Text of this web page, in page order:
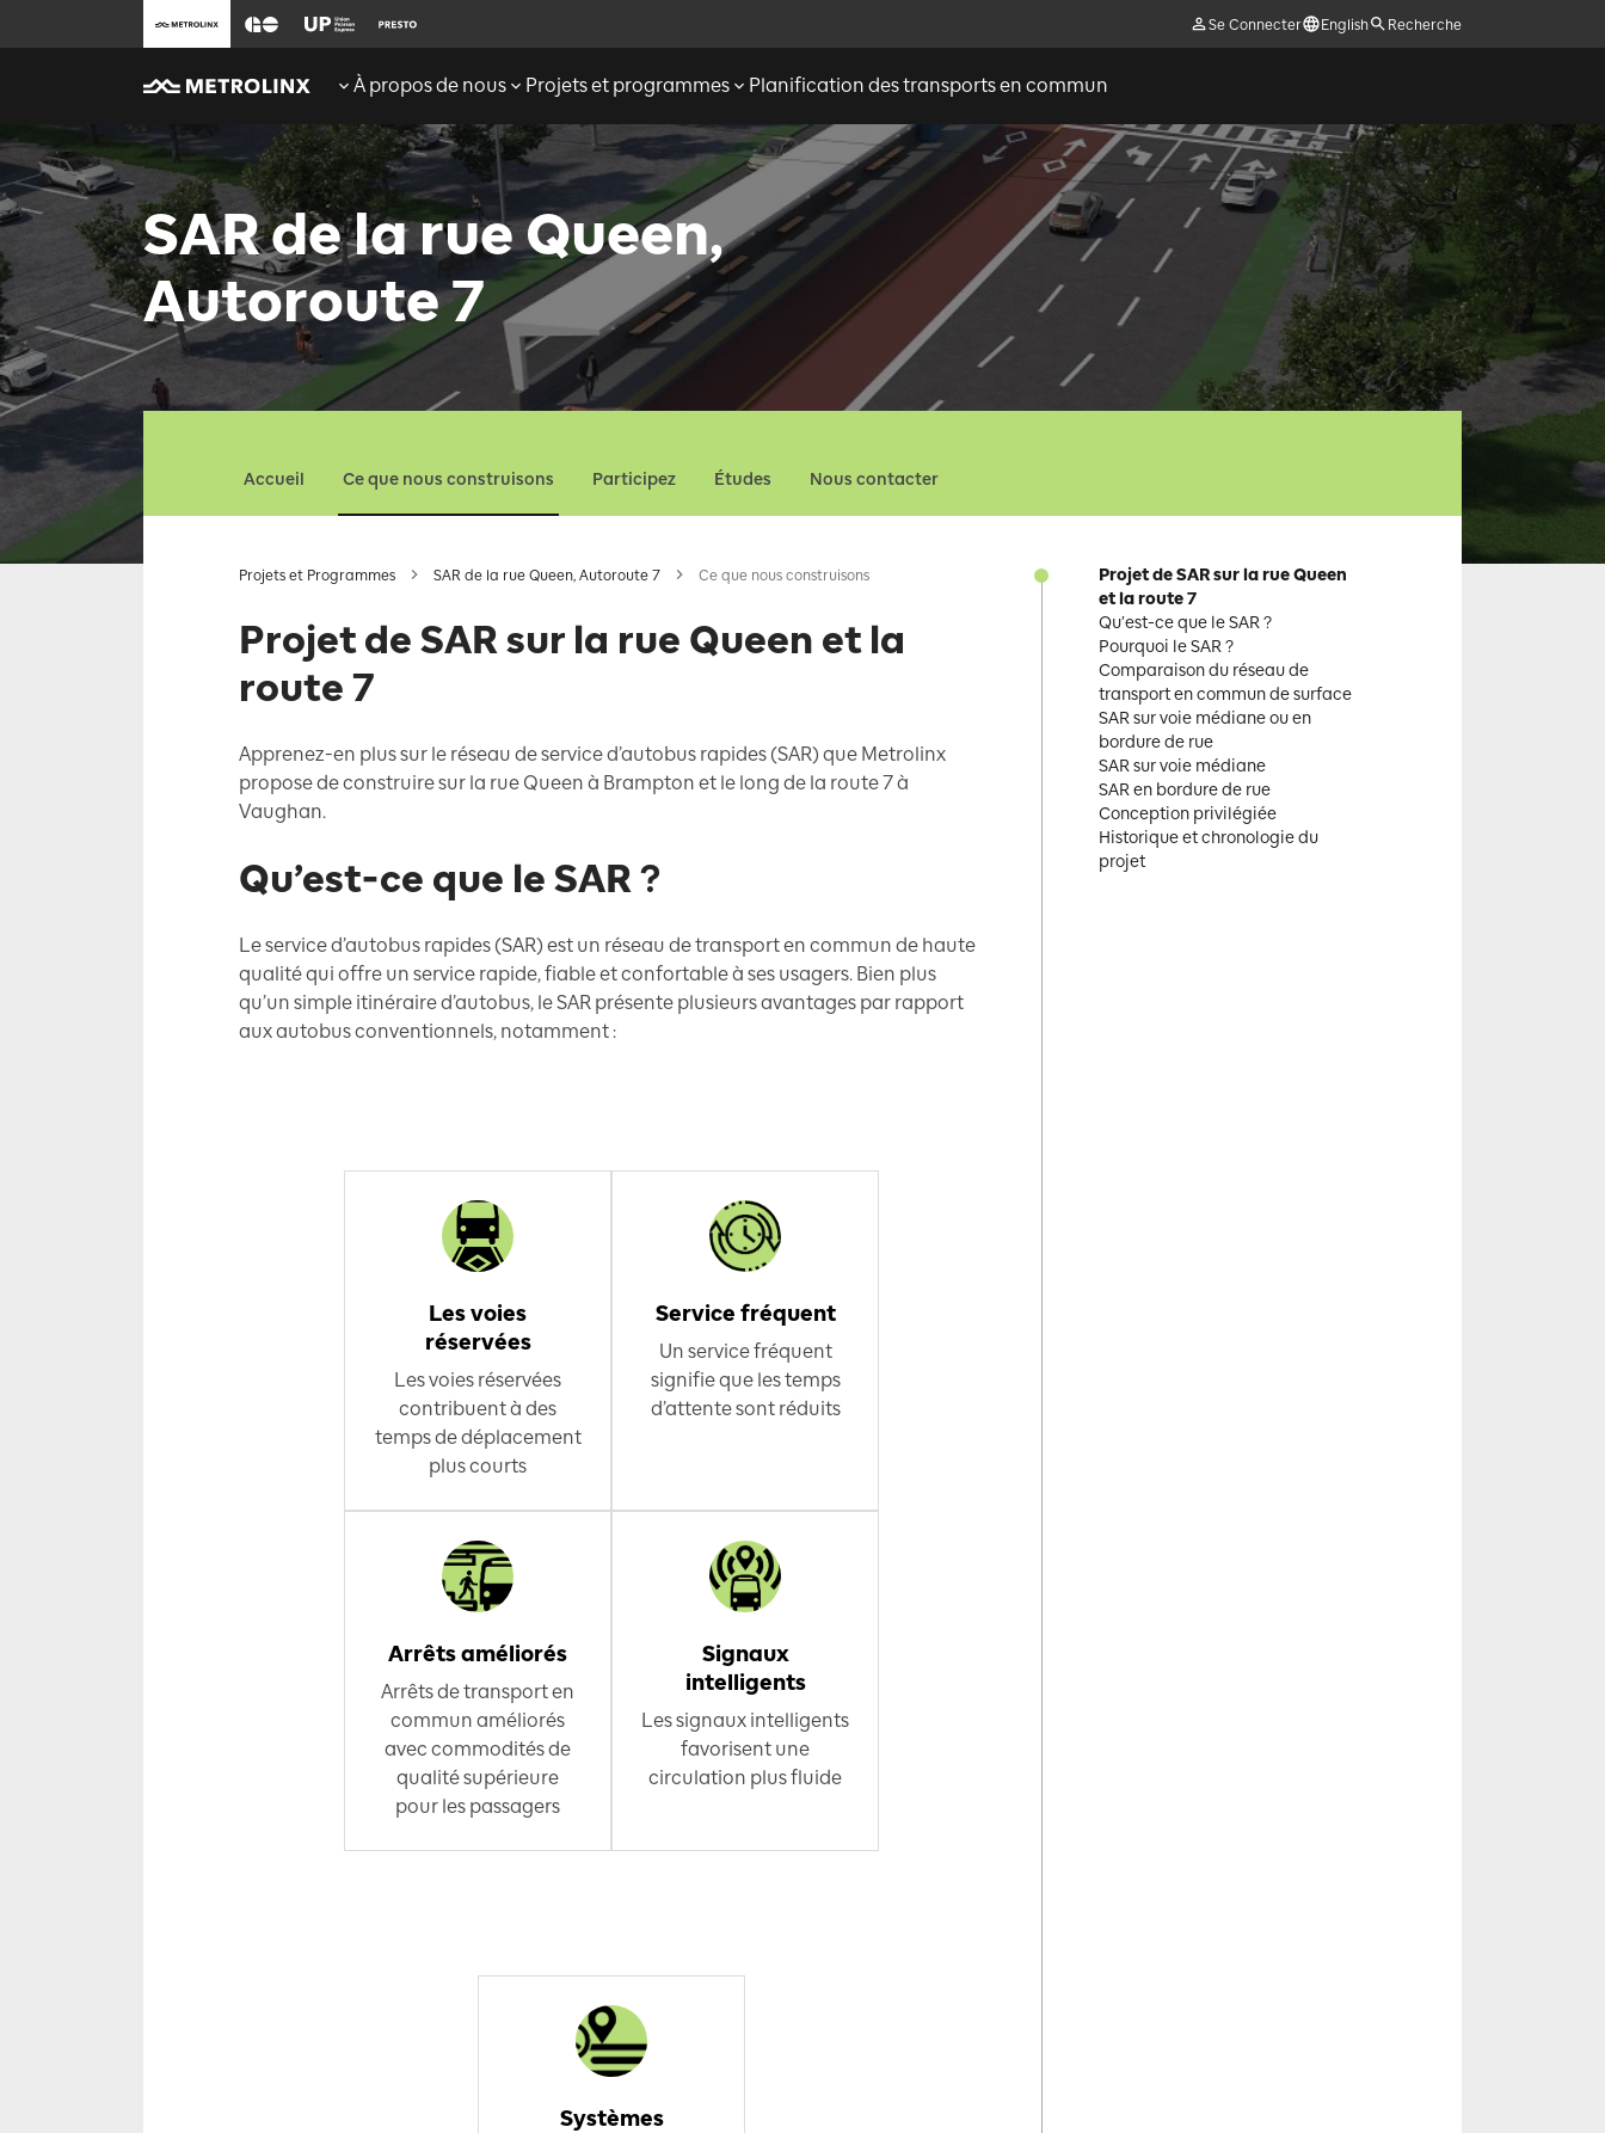
Se Connecter English Recherche
À propos de nous Projets et programmes Planification des transports en commun
SAR de la rue Queen,
Autoroute 7
Accueil Ce que nous construisons Participez Études Nous contacter
Projet de SAR sur la rue Queen
et la route 7
Qu’est-ce que le SAR ?
Pourquoi le SAR ?
Comparaison du réseau de
transport en commun de surface
SAR sur voie médiane ou en
bordure de rue
SAR sur voie médiane
SAR en bordure de rue
Conception privilégiée
Historique et chronologie du
projet
Projets et Programmes SAR de la rue Queen, Autoroute 7 Ce que nous construisons
Projet de SAR sur la rue Queen et la
route 7
Apprenez-en plus sur le réseau de service d’autobus rapides (SAR) que Metrolinx
propose de construire sur la rue Queen à Brampton et le long de la route 7 à
Vaughan.
Qu’est-ce que le SAR ?
Le service d’autobus rapides (SAR) est un réseau de transport en commun de haute
qualité qui offre un service rapide, fiable et confortable à ses usagers. Bien plus
qu’un simple itinéraire d’autobus, le SAR présente plusieurs avantages par rapport
aux autobus conventionnels, notamment :
Les voies
réservées
Les voies réservées
contribuent à des
temps de déplacement
plus courts
Service fréquent
Un service fréquent
signifie que les temps
d’attente sont réduits
Arrêts améliorés
Arrêts de transport en
commun améliorés
avec commodités de
qualité supérieure
pour les passagers
Signaux
intelligents
Les signaux intelligents
favorisent une
circulation plus fluide
Systèmes